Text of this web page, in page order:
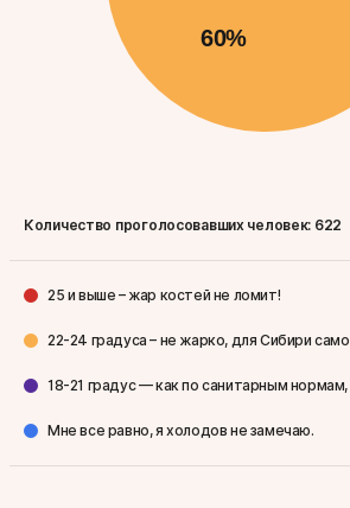
Количество проголосовавших человек: 622
25 и выше – жар костей не ломит!
22-24 градуса – не жарко, для Сибири
18-21 градус — как по санитарным
Мне все равно, я холодов не замечаю.